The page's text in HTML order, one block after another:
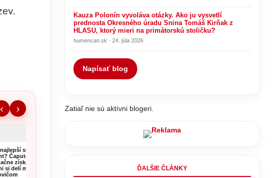
‹ ›
slovenský
Čaputová si v prieskume
získala voličov PS a
si delí miesto s
Kauza Polonín vyvoláva otázky. Ako ju vysvetlí
prednosta Okresného úradu Snina Tomáš Kirňak z
HLASU, ktorý mieri na primátorskú stoličku?
humencan.sk · 24. júla 2026
Napísať blog
Zatiaľ nie sú aktívni blogeri.
ĎALŠIE ČLÁNKY